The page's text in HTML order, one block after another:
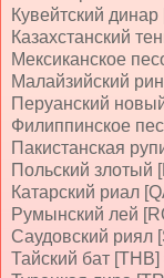
Кувейтский
Казахстанский
Мексиканское
Малайзийский
Перуанский
Филиппинское
Пакистанская
Польский злотый
Катарский риал
Румынский лей
Саудовский риял
Тайский бат